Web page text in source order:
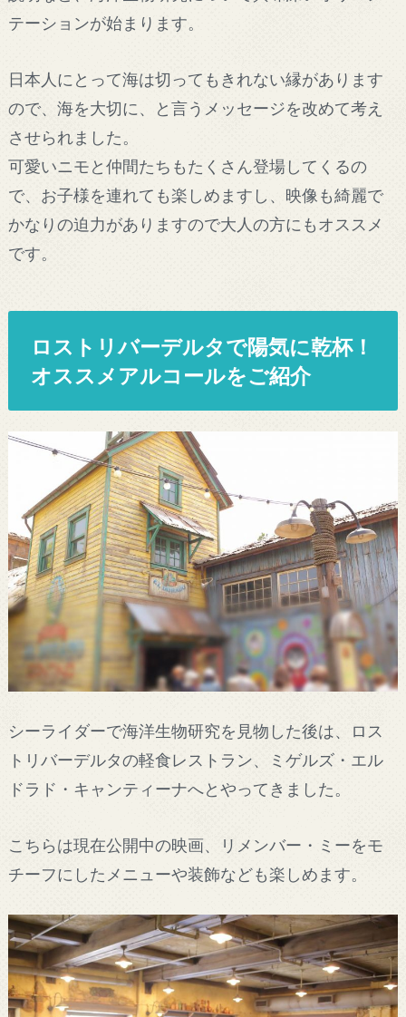
テーションが始まります。
日本人にとって海は切ってもきれない縁があります
ので、海を大切に、と言うメッセージを改めて考え
させられました。
可愛いニモと仲間たちもたくさん登場してくるの
で、お子様を連れても楽しめますし、映像も綺麗で
かなりの迫力がありますので大人の方にもオススメ
です。
ロストリバーデルタで陽気に乾杯！
オススメアルコールをご紹介
シーライダーで海洋生物研究を見物した後は、ロス
トリバーデルタの軽食レストラン、ミゲルズ・エル
ドラド・キャンティーナへとやってきました。
こちらは現在公開中の映画、リメンバー・ミーをモ
チーフにしたメニューや装飾なども楽しめます。